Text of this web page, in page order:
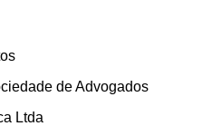
de Advogados
Ltda